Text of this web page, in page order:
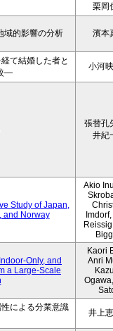
栗岡
域的影響の分析 濱本
て結婚した者と
―
小河
張替孔
井紀
Study of Japan,
and Norway
Akio
Only, and
a Large-Scale
Kaori
Anri
による分業意識
井上